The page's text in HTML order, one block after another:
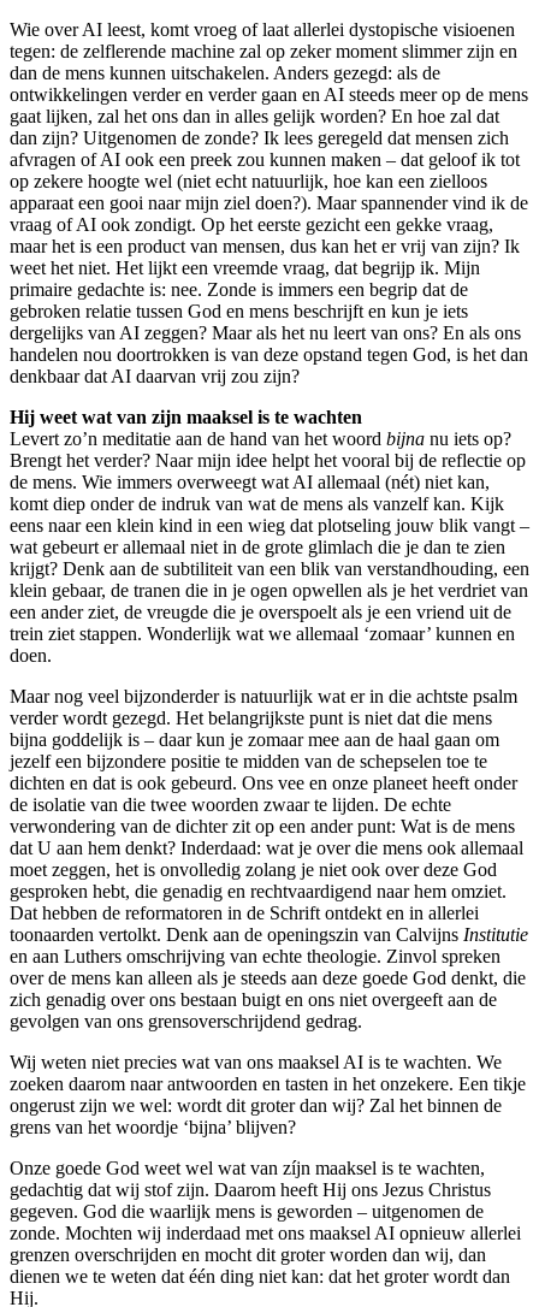
Wie over AI leest, komt vroeg of laat allerlei dystopische visioenen
tegen: de zelflerende machine zal op zeker moment slimmer zijn en
dan de mens kunnen uitschakelen. Anders gezegd: als de
ontwikkelingen verder en verder gaan en AI steeds meer op de mens
gaat lijken, zal het ons dan in alles gelijk worden? En hoe zal dat
dan zijn? Uitgenomen de zonde? Ik lees geregeld dat mensen zich
afvragen of AI ook een preek zou kunnen maken – dat geloof ik tot
op zekere hoogte wel (niet echt natuurlijk, hoe kan een zielloos
apparaat een gooi naar mijn ziel doen?). Maar spannender vind ik de
vraag of AI ook zondigt. Op het eerste gezicht een gekke vraag,
maar het is een product van mensen, dus kan het er vrij van zijn? Ik
weet het niet. Het lijkt een vreemde vraag, dat begrijp ik. Mijn
primaire gedachte is: nee. Zonde is immers een begrip dat de
gebroken relatie tussen God en mens beschrijft en kun je iets
dergelijks van AI zeggen? Maar als het nu leert van ons? En als ons
handelen nou doortrokken is van deze opstand tegen God, is het dan
denkbaar dat AI daarvan vrij zou zijn?
Hij weet wat van zijn maaksel is te wachten
Levert zo’n meditatie aan de hand van het woord bijna nu iets op?
Brengt het verder? Naar mijn idee helpt het vooral bij de reflectie op
de mens. Wie immers overweegt wat AI allemaal (nét) niet kan,
komt diep onder de indruk van wat de mens als vanzelf kan. Kijk
eens naar een klein kind in een wieg dat plotseling jouw blik vangt –
wat gebeurt er allemaal niet in de grote glimlach die je dan te zien
krijgt? Denk aan de subtiliteit van een blik van verstandhouding, een
klein gebaar, de tranen die in je ogen opwellen als je het verdriet van
een ander ziet, de vreugde die je overspoelt als je een vriend uit de
trein ziet stappen. Wonderlijk wat we allemaal ‘zomaar’ kunnen en
doen.
Maar nog veel bijzonderder is natuurlijk wat er in die achtste psalm
verder wordt gezegd. Het belangrijkste punt is niet dat die mens
bijna goddelijk is – daar kun je zomaar mee aan de haal gaan om
jezelf een bijzondere positie te midden van de schepselen toe te
dichten en dat is ook gebeurd. Ons vee en onze planeet heeft onder
de isolatie van die twee woorden zwaar te lijden. De echte
verwondering van de dichter zit op een ander punt: Wat is de mens
dat U aan hem denkt? Inderdaad: wat je over die mens ook allemaal
moet zeggen, het is onvolledig zolang je niet ook over deze God
gesproken hebt, die genadig en rechtvaardigend naar hem omziet.
Dat hebben de reformatoren in de Schrift ontdekt en in allerlei
toonaarden vertolkt. Denk aan de openingszin van Calvijns Institutie
en aan Luthers omschrijving van echte theologie. Zinvol spreken
over de mens kan alleen als je steeds aan deze goede God denkt, die
zich genadig over ons bestaan buigt en ons niet overgeeft aan de
gevolgen van ons grensoverschrijdend gedrag.
Wij weten niet precies wat van ons maaksel AI is te wachten. We
zoeken daarom naar antwoorden en tasten in het onzekere. Een tikje
ongerust zijn we wel: wordt dit groter dan wij? Zal het binnen de
grens van het woordje ‘bijna’ blijven?
Onze goede God weet wel wat van zíjn maaksel is te wachten,
gedachtig dat wij stof zijn. Daarom heeft Hij ons Jezus Christus
gegeven. God die waarlijk mens is geworden – uitgenomen de
zonde. Mochten wij inderdaad met ons maaksel AI opnieuw allerlei
grenzen overschrijden en mocht dit groter worden dan wij, dan
dienen we te weten dat één ding niet kan: dat het groter wordt dan
Hij.